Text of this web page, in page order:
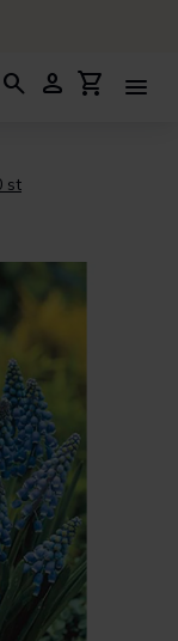
search person shopping_cart menu
st